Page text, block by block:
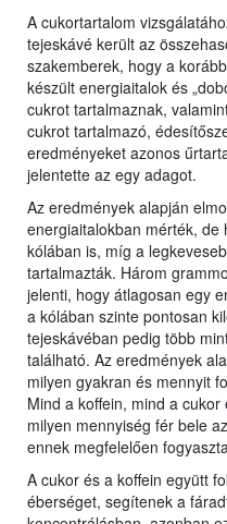
A cukortartalom
tejeskávé került az
szakemberek, hogy a
készült energiaitalok és
cukrot tartalmaznak,
cukrot tartalmazó,
eredményeket azonos
jelentette az egy adagot.
Az eredmények alapján
energiaitalokban mérték, de
kólában is, míg a
tartalmazták. Három
jelenti, hogy átlagosan egy
a kólában szinte pontosan
tejeskávéban pedig több
található. Az eredmények
milyen gyakran és mennyit
Mind a koffein, mind a
milyen mennyiség fér bele
ennek megfelelően
A cukor és a koffein együtt
éberséget, segítenek a